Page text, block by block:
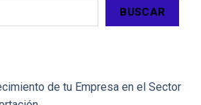
BUSCAR
de tu Empresa en el Sector